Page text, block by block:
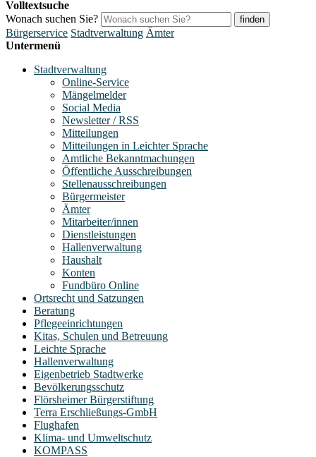
Volltextsuche
Wonach suchen Sie?
finden
Bürgerservice Stadtverwaltung Ämter
Untermenü
Stadtverwaltung
Online-Service
Mängelmelder
Social Media
Newsletter / RSS
Mitteilungen
Mitteilungen in Leichter Sprache
Amtliche Bekanntmachungen
Öffentliche Ausschreibungen
Stellenausschreibungen
Bürgermeister
Ämter
Mitarbeiter/innen
Dienstleistungen
Hallenverwaltung
Haushalt
Konten
Fundbüro Online
Ortsrecht und Satzungen
Beratung
Pflegeeinrichtungen
Kitas, Schulen und Betreuung
Leichte Sprache
Hallenverwaltung
Eigenbetrieb Stadtwerke
Bevölkerungsschutz
Flörsheimer Bürgerstiftung
Terra Erschließungs-GmbH
Flughafen
Klima- und Umweltschutz
KOMPASS